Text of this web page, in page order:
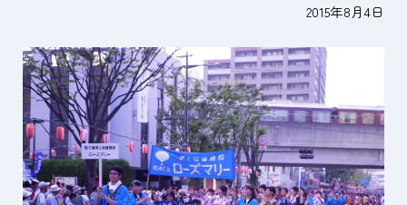
医療法人 杏仁会 おかだ歯科クリニック
グループホーム ブルーベリー
ケアプランセンター
2015年8月4日